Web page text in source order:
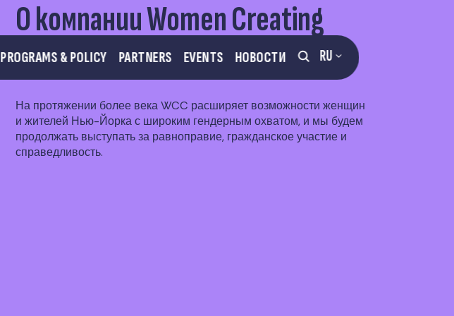
RU
PROGRAMS & POLICY PARTNERS EVENTS НОВОСТИ
О компании Women Creating
Change
На протяжении более века WCC расширяет возможности женщин
и жителей Нью-Йорка с широким гендерным охватом, и мы будем
продолжать выступать за равноправие, гражданское участие и
справедливость.